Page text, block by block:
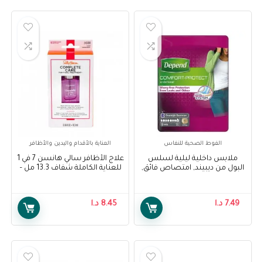
الفوط الصحية للنفاس
ملابس داخلية ليلية لسلس
البول من ديبيند, امتصاص فائق,
7.49 د.ا
العناية بالأقدام واليدين والأظافر
علاج الأظافر سالي هانسن 7 في 1
للعناية الكاملة شفاف 13.3 مل –
8.45 د.ا